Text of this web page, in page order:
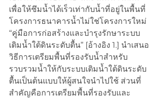
เพื่อให้ซึมน้ำได้เร็วเท่ากับน้ำที่อยู่ในพื้นที่
โครงการธนาคารน้ำไม่ใช่โครงการใหม่
“คู่มือการก่อสร้างและบำรุงรักษาระบบ
เติมน้ำใต้ดินระดับตื้น” [อ้างอิง 1.] นำเสนอ
วิธีการเตรียมพื้นที่รองรับน้ำสำหรับ
รวบรวมน้ำให้กับระบบเติมน้ำใต้ดินระดับ
ตื้นเป็นต้นแบบให้ผู้สนใจนำไปใช้ ส่วนที่
สำคัญคือการเตรียมพื้นที่รองรับและ